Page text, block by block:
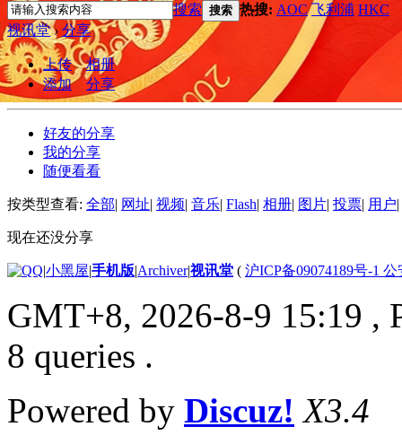
搜索 搜索 热搜: AOC 飞利浦 HKC
视讯堂 › 分享
上传
相册
添加
分享
好友的分享
我的分享
随便看看
按类型查看: 全部| 网址| 视频| 音乐| Flash| 相册| 图片| 投票| 用户|
现在还没分享
|小黑屋|手机版|Archiver|视讯堂 ( 沪ICP备09074189号-1
GMT+8, 2026-8-9 15:19 ,
8 queries .
Powered by Discuz! X3.4